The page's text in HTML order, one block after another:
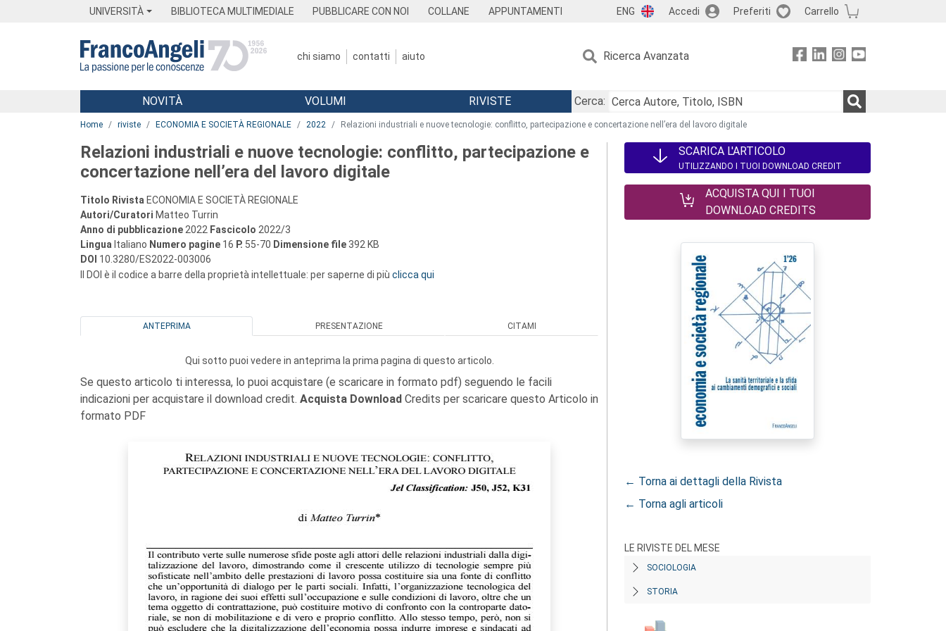
UNIVERSITÀ BIBLIOTECA MULTIMEDIALE PUBBLICARE CON NOI COLLANE APPUNTAMENTI ENG Accedi Preferiti Carrello
chi siamo contatti aiuto Ricerca Avanzata
Menu
NOVITÀ VOLUMI RIVISTE
Cerca:
Home riviste ECONOMIA E SOCIETÀ REGIONALE 2022 Relazioni industriali e nuove tecnologie: conflitto, partecipazione e concertazione nell’era del lavoro digitale
Relazioni industriali e nuove tecnologie: conflitto, partecipazione e
concertazione nell’era del lavoro digitale
Titolo Rivista ECONOMIA E SOCIETÀ REGIONALE
Autori/Curatori Matteo Turrin
Anno di pubblicazione 2022 Fascicolo 2022/3
Lingua Italiano Numero pagine 16 P. 55-70 Dimensione file 392 KB
DOI 10.3280/ES2022-003006
Il DOI è il codice a barre della proprietà intellettuale: per saperne di più clicca qui
ANTEPRIMA PRESENTAZIONE CITAMI
Qui sotto puoi vedere in anteprima la prima pagina di questo articolo.
Se questo articolo ti interessa, lo puoi acquistare (e scaricare in formato pdf) seguendo le facili
indicazioni per acquistare il download credit. Acquista Download Credits per scaricare questo Articolo in
formato PDF
SCARICA L'ARTICOLO
UTILIZZANDO I TUOI DOWNLOAD CREDIT
ACQUISTA QUI I TUOI
DOWNLOAD CREDITS
← Torna ai dettagli della Rivista
← Torna agli articoli
LE RIVISTE DEL MESE
SOCIOLOGIA
STORIA